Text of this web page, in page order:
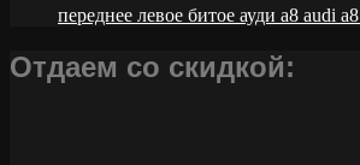
переднее левое битое ауди а8 audi a8
Отдаем со скидкой: